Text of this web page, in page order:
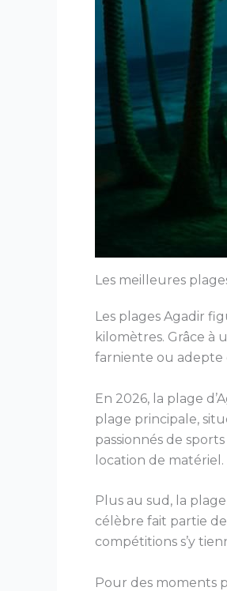
Les meilleures
Les plages Agadir
kilomètres. Grâce
farniente ou adepte
En 2026, la plage
plage principale,
passionnés de
location de matériel.
Plus au sud, la
célèbre fait partie
compétitions s’y
Pour des moments